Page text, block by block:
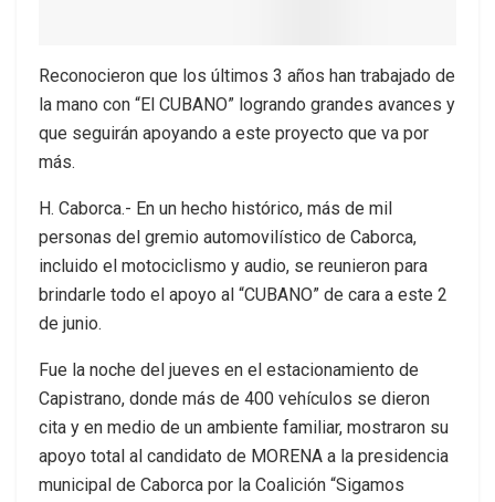
Reconocieron que los últimos 3 años han trabajado de
la mano con “El CUBANO” logrando grandes avances y
que seguirán apoyando a este proyecto que va por
más.
H. Caborca.- En un hecho histórico, más de mil
personas del gremio automovilístico de Caborca,
incluido el motociclismo y audio, se reunieron para
brindarle todo el apoyo al “CUBANO” de cara a este 2
de junio.
Fue la noche del jueves en el estacionamiento de
Capistrano, donde más de 400 vehículos se dieron
cita y en medio de un ambiente familiar, mostraron su
apoyo total al candidato de MORENA a la presidencia
municipal de Caborca por la Coalición “Sigamos